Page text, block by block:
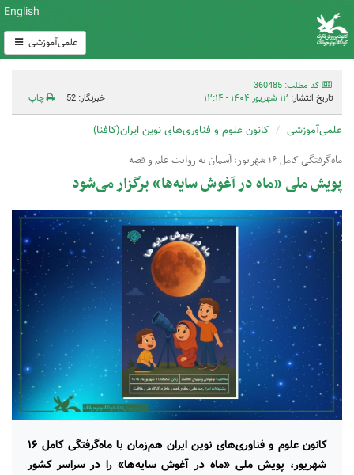
English
علمی‌آموزشی
کد مطلب: 360485
تاریخ انتشار: ۱۲ شهریور ۱۴۰۴ - ۱۲:۱۴ خبرنگار: 52 چاپ
علمی‌آموزشی کانون علوم و فناوری‌های نوین ایران(کافنا)
ماه‌گرفتگی کامل ۱۶ شهریور؛ آسمان به روایت علم و قصه
پویش ملی «ماه در آغوش سایه‌ها» برگزار می‌شود
کانون علوم و فناوری‌های نوین ایران هم‌زمان با ماه‌گرفتگی کامل ۱۶
شهریور، پویش ملی «ماه در آغوش سایه‌ها» را در سراسر کشور